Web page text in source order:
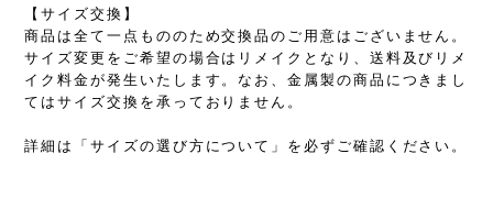
【サイズ交換】
商品は全て一点もののため交換品のご用意はございません。
サイズ変更をご希望の場合はリメイクとなり、送料及びリメ
イク料金が発生いたします。なお、金属製の商品につきまし
てはサイズ交換を承っておりません。
詳細は「サイズの選び方について」を必ずご確認ください。